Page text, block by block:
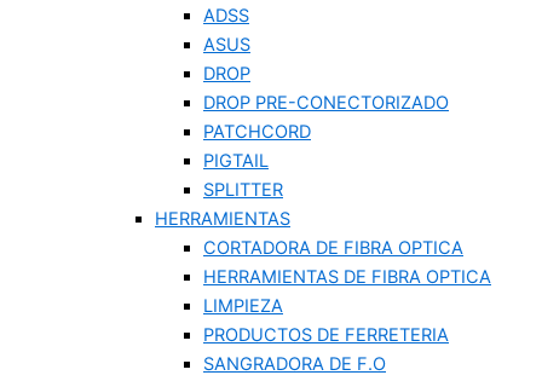
ADSS
ASUS
DROP
DROP PRE-CONECTORIZADO
PATCHCORD
PIGTAIL
SPLITTER
HERRAMIENTAS
CORTADORA DE FIBRA OPTICA
HERRAMIENTAS DE FIBRA OPTICA
LIMPIEZA
PRODUCTOS DE FERRETERIA
SANGRADORA DE F.O